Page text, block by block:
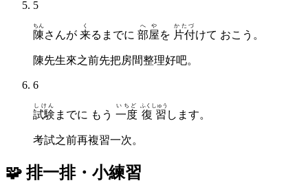
5
陳
ちん
さんが 来
く
るまでに 部屋
へや
を 片付
かたづ
けて おこう。
陳先生來之前先把房間整理好吧。
6
試験
しけん
までに もう 一度
いちど
復習
ふくしゅう
します。
考試之前再複習一次。
🧩 排一排・小練習